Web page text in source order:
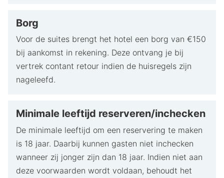
Borg
Voor de suites brengt het hotel een borg van €150
bij aankomst in rekening. Deze ontvang je bij
vertrek contant retour indien de huisregels zijn
nageleefd.
Minimale leeftijd reserveren/inchecken
De minimale leeftijd om een reservering te maken
is 18 jaar. Daarbij kunnen gasten niet inchecken
wanneer zij jonger zijn dan 18 jaar. Indien niet aan
deze voorwaarden wordt voldaan, behoudt het